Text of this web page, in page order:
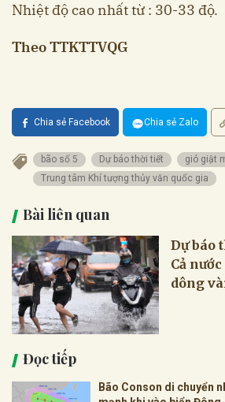
Nhiệt độ cao nhất từ : 30-33 độ.
Theo TTKTTVQG
Chia sẻ Facebook Chia sẻ Zalo
bão số 5 Dự báo thời tiết gió giật
Trung tâm Khí tượng thủy văn quốc gia
Bài liên quan
Dự báo
Cả
dông
Đọc tiếp
Bão Conson di chuyển